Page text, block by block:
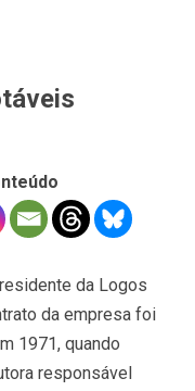
da Logos
da empresa foi
1971, quando
responsável